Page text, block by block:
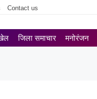
Contact us
जिला समाचार मनोरंजन